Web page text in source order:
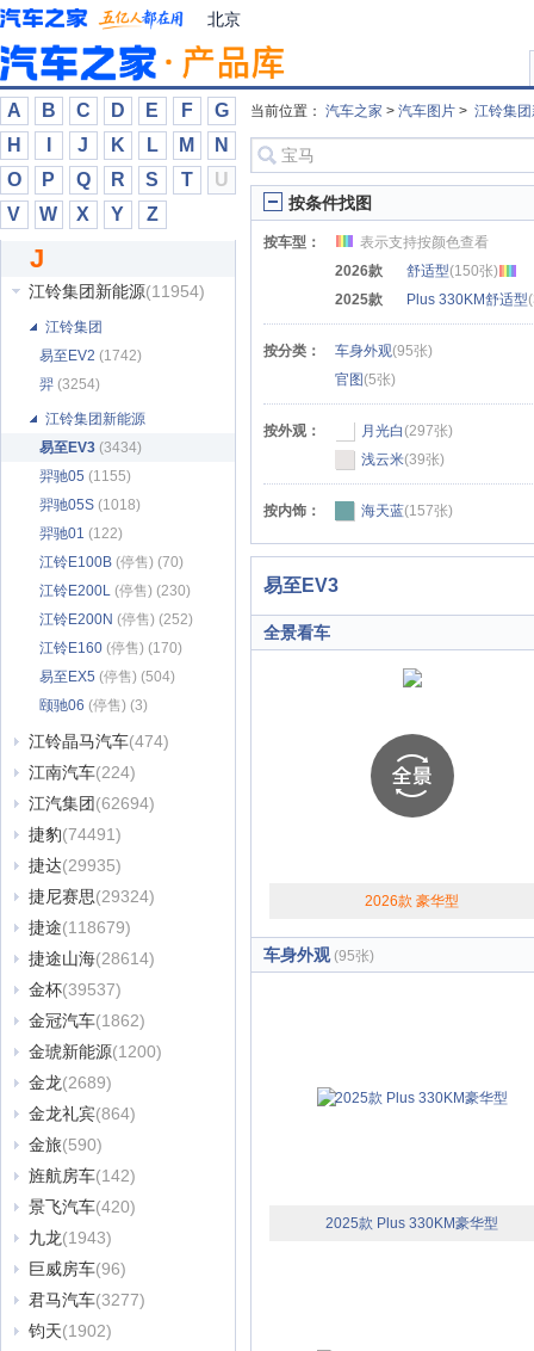
北京
A B C D E F
G
H
J K L M
N
O
P Q R S T
U
V
W X Y Z
吉祥汽车
(808)
极氪(53290)
极越 (6014)
佳跃
(3)
江淮汽车(6930)
江淮瑞风(27073)
江淮钇为(7622)
江铃(34610)
江铃集团房车
江铃集团新能源(11954)
江铃集团
易至EV2 (1742)
羿 (3254)
江铃集团新能源
易至EV3 (3434)
羿驰05 (1155)
羿驰05S (1018)
羿驰01 (122)
江铃E100B (停售) (70)
江铃E200L (停售) (230)
江铃E200N (停售) (252)
江铃E160 (停售) (170)
易至EX5 (停售) (504)
颐驰06 (停售) (3)
江铃晶马汽车(474)
江南汽车(224)
江汽集团(62694)
捷豹(74491)
捷达(29935)
捷尼赛思(29324)
捷途(118679)
捷途山海(28614)
金杯(39537)
金冠汽车(1862)
金琥新能源(1200)
金龙(2689)
金龙礼宾(864)
金旅(590)
旌航房车(142)
景飞汽车(420)
九龙(1943)
巨威房车(96)
君马汽车(3277)
钧天(1902)
J
当前位置： 汽车之家 > 汽车图片 > 江铃集
按条件找图
按车型：
表示支持按颜色查看
2026款
舒适型(150张)
2025款
Plus 330KM舒适型
按分类： 车身外观(95张)
官图(5张)
按外观： 月光白(297张)
浅云米(39张)
按内饰： 海天蓝(157张)
易至EV3
全景看车
2026款 豪华型
车身外观(95张)
2025款 Plus 330KM豪华型